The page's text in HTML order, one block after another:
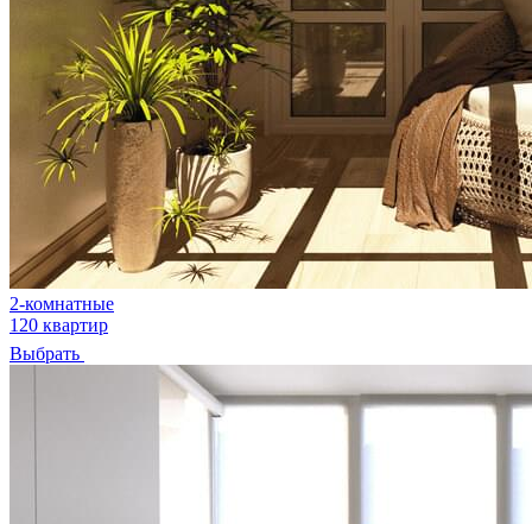
2-комнатные
120 квартир
Выбрать